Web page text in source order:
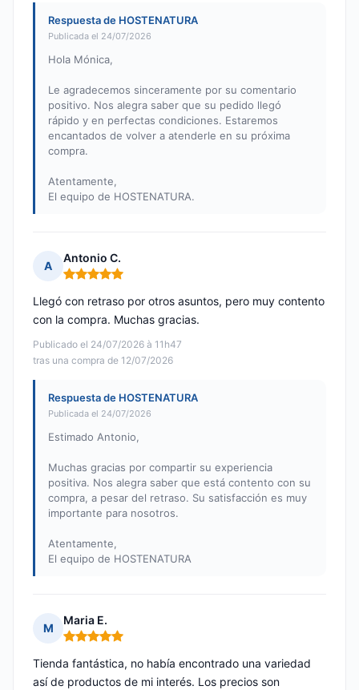
Respuesta de HOSTENATURA
Publicada el 24/07/2026
Hola Mónica,
Le agradecemos sinceramente por su comentario
positivo. Nos alegra saber que su pedido llegó
rápido y en perfectas condiciones. Estaremos
encantados de volver a atenderle en su próxima
compra.
Atentamente,
El equipo de HOSTENATURA.
A
Antonio C.
Nota: 5 de 5
Publicado el 24/07/2026 à 11h47
tras una compra de 12/07/2026
Llegó con retraso por otros asuntos, pero muy contento
con la compra. Muchas gracias.
Respuesta de HOSTENATURA
Publicada el 24/07/2026
Estimado Antonio,
Muchas gracias por compartir su experiencia
positiva. Nos alegra saber que está contento con su
compra, a pesar del retraso. Su satisfacción es muy
importante para nosotros.
Atentamente,
El equipo de HOSTENATURA
M
Maria E.
Nota: 5 de 5
Tienda fantástica, no había encontrado una variedad
así de productos de mi interés. Los precios son